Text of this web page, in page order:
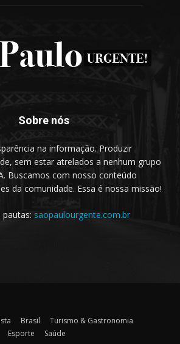
Sobre nós
na informação. Produzir
sem estar atrelados a nenhum grupo
Buscamos com nosso conteúdo
da comunidade. Essa é nossa missão!
saopaulourgente.com.br
Brasil
Turismo & Gastronomia
Esporte Saúde